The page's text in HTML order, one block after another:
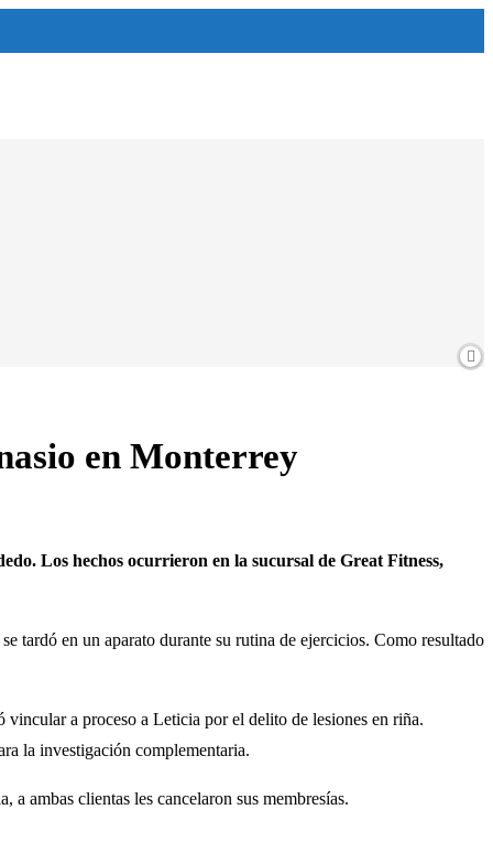
en Monterrey
Los hechos ocurrieron en la sucursal de Great Fitness,
tardó en un aparato durante su rutina de ejercicios. Como resultado
a proceso a Leticia por el delito de lesiones en riña.
la investigación complementaria.
ambas clientas les cancelaron sus membresías.